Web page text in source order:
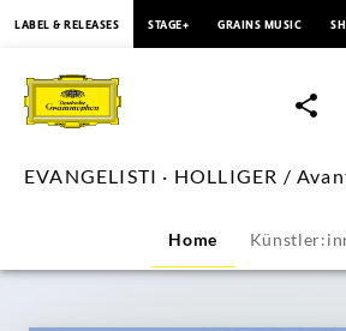
EVANGELISTI
HOLLIGER
Avantgarde
LABEL & RELEASES STAGE+ GRAINS MUSIC
EVANGELISTI · HOLLIGER /
Home